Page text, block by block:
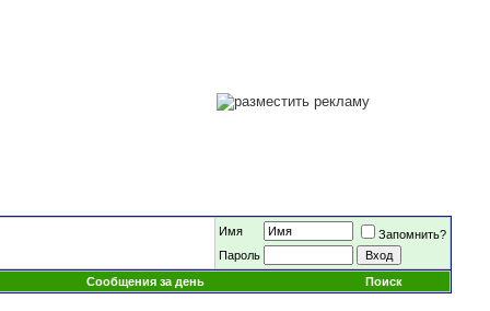
Имя
Запомнить?
Пароль
Сообщения за день
Поиск